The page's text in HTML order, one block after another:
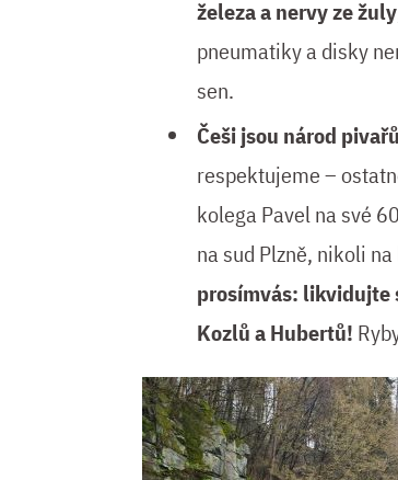
železa a nervy ze žuly
pneumatiky a disky
sen.
Češi jsou národ pivařů
respektujeme –
kolega Pavel na své
na sud Plzně, nikoli
prosímvás: likvidujte
Kozlů a Hubertů!